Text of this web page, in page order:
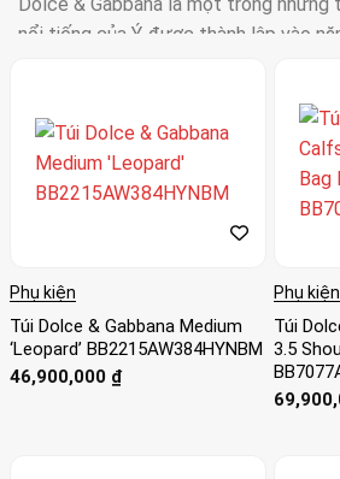
nổi tiếng của Ý, được thành lập vào
nữ.
Túi được giới thiệu vào những năm
chủ yếu là túi xách và túi đeo chéo.
phong cách sang trọng, độc đáo và
sấu, da rắn và vải lụa.
Phụ kiện
Túi Dolce & Gabbana Medium
‘Leopard’ BB2215AW384HYNBM
46,900,000 ₫
Phụ kiện
Túi
3.5